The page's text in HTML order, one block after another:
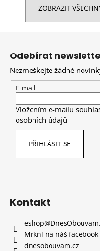
ZOBRAZIT
Z
Odebírat
Nezmeškejte žádné
E-mail
Vložením e-mailu
osobních údajů
PŘIHLÁSIT SE
Kontakt
eshop@
Mrkni na náš facebook
dnesobouvam.cz